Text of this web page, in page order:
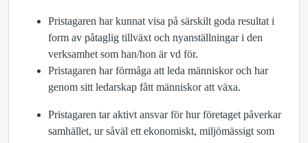
Pristagaren har kunnat visa på särskilt goda resultat i
form av påtaglig tillväxt och nyanställningar i den
verksamhet som han/hon är vd för.
Pristagaren har förmåga att leda människor och har
genom sitt ledarskap fått människor att växa.
Pristagaren tar aktivt ansvar för hur företaget påverkar
samhället, ur såväl ett ekonomiskt, miljömässigt som